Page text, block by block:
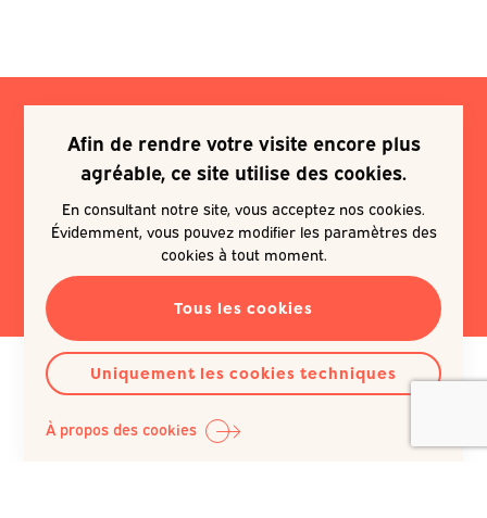
Je souhaite m'inscrire à une
newsletter
EN SAVOIR PLUS
Afin de rendre votre visite encore plus
agréable, ce site utilise des cookies.
En consultant notre site, vous acceptez nos cookies.
Évidemment, vous pouvez modifier les paramètres des
cookies à tout moment.
Tous les cookies
Uniquement les cookies techniques
À propos des cookies